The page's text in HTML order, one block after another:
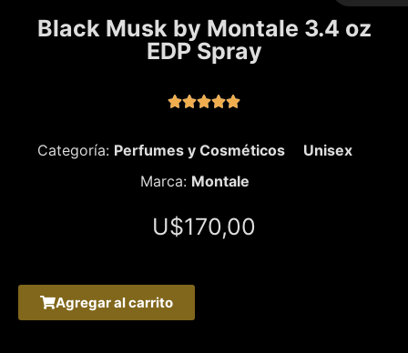
Black Musk by Montale 3.4 oz
EDP Spray

Categoría: Perfumes y Cosméticos
Unisex
Marca: Montale
U$170,00
Agregar al carrito
$